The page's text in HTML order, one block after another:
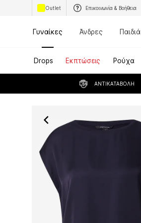
Outlet Επικοινωνία & Βοήθεια
Γυναίκες Άνδρες Παιδιά
Drops Εκπτώσεις Ρούχα
ΑΝΤΙΚΑΤΑΒΟΛΉ